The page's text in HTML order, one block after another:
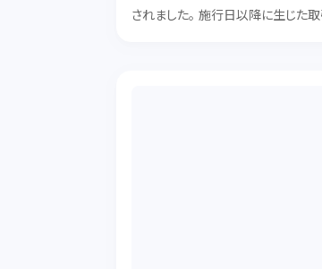
されました。 施行日以降に生じた